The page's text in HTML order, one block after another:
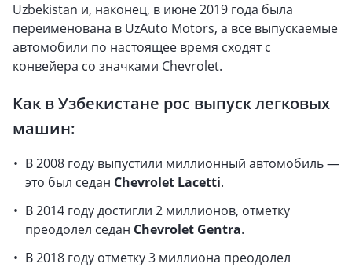
Uzbekistan и, наконец, в июне 2019 года была
переименована в UzAuto Motors, а все выпускаемые
автомобили по настоящее время сходят с
конвейера со значками Chevrolet.
Как в Узбекистане рос выпуск легковых
машин:
В 2008 году выпустили миллионный автомобиль —
это был седан Chevrolet Lacetti.
В 2014 году достигли 2 миллионов, отметку
преодолел седан Chevrolet Gentra.
В 2018 году отметку 3 миллиона преодолел